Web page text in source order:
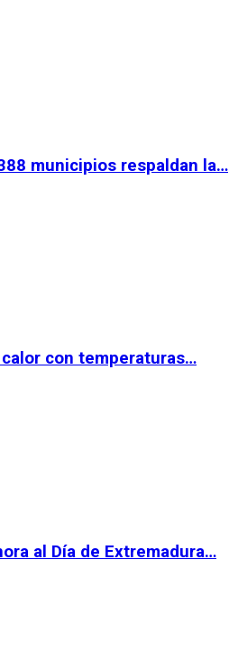
municipios respaldan la…
con temperaturas…
al Día de Extremadura…